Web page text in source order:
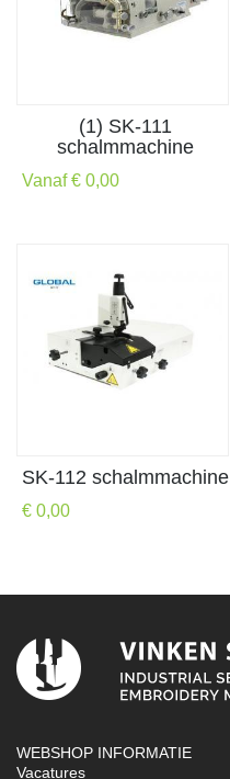
(1) SK-111
schalmmachine
Vanaf € 0,00
SK-112 schalmmachine
€ 0,00
WEBSHOP INFORMATIE
Vacatures